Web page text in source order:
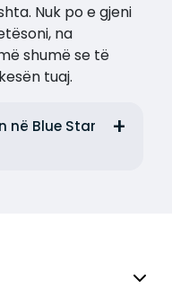
Nuk po e gjeni
na
shumë se të
tuaj.
në Blue Star